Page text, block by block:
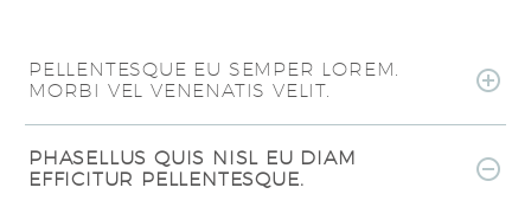
PELLENTESQUE EU SEMPER LOREM.
MORBI VEL VENENATIS VELIT.
PHASELLUS QUIS NISL EU DIAM
EFFICITUR PELLENTESQUE.